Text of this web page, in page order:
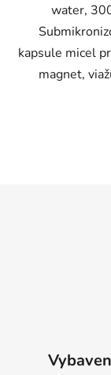
water,
kapsule micel
magnet,